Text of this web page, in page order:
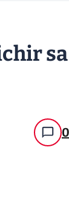
sa
0